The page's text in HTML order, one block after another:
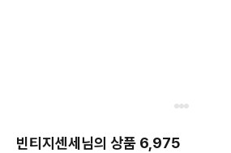
빈티지센세님의 상품 6,975